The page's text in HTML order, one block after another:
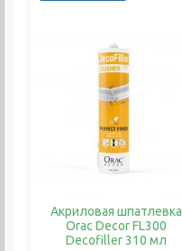
Акриловая шпатлевка
Orac Decor FL300
Decofiller 310 мл